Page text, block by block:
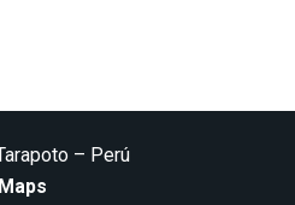
– Perú